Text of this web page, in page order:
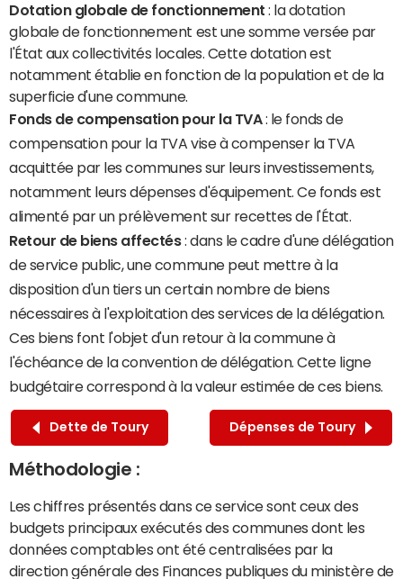
Dotation globale de fonctionnement : la dotation
globale de fonctionnement est une somme versée par
l'État aux collectivités locales. Cette dotation est
notamment établie en fonction de la population et de la
superficie d'une commune.
Fonds de compensation pour la TVA: le fonds de
compensation pour la TVA vise à compenser la TVA
acquittée par les communes sur leurs investissements,
notamment leurs dépenses d'équipement. Ce fonds est
alimenté par un prélèvement sur recettes de l'État.
Retour de biens affectés: dans le cadre d'une délégation
de service public, une commune peut mettre à la
disposition d'un tiers un certain nombre de biens
nécessaires à l'exploitation des services de la délégation.
Ces biens font l'objet d'un retour à la commune à
l'échéance de la convention de délégation. Cette ligne
budgétaire correspond à la valeur estimée de ces biens.
Dette de Toury Dépenses de Toury
Méthodologie :
Les chiffres présentés dans ce service sont ceux des
budgets principaux exécutés des communes dont les
données comptables ont été centralisées par la
direction générale des Finances publiques du ministère de